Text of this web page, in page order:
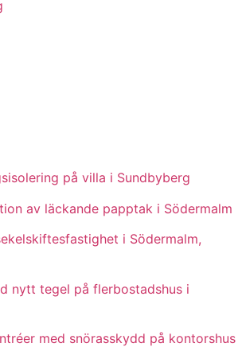
på villa i Sundbyberg
av läckande papptak i Södermalm
i Södermalm,
nytt tegel på flerbostadshus i
med snörasskydd på kontorshus